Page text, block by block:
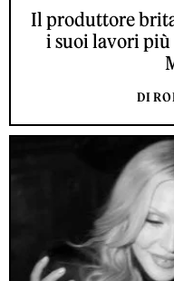
Il produttore
i suoi lavori più
DI